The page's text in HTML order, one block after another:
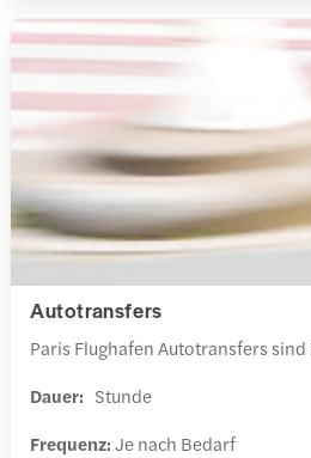
Autotransfers
Paris Flughafen Autotransfers
Dauer: Stunde
Frequenz:Je nach Bedarf